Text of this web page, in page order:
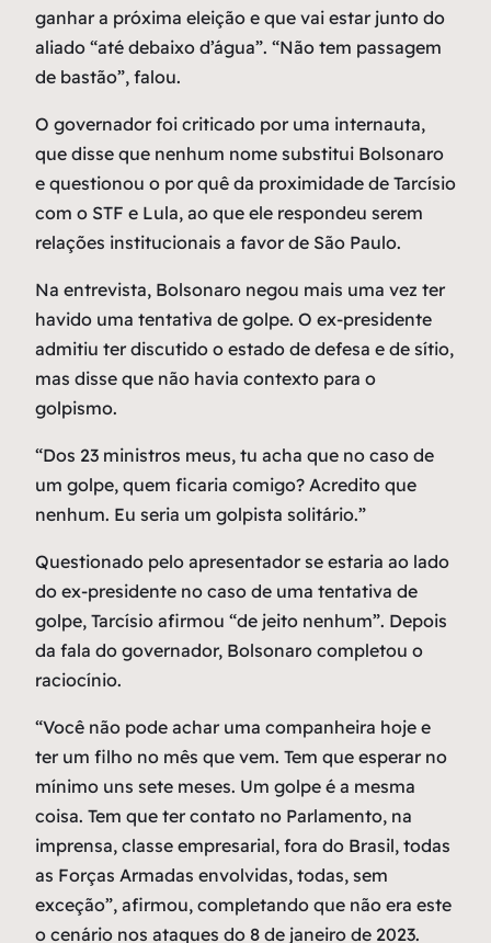
ganhar a próxima eleição e que vai estar junto do
aliado “até debaixo d’água”. “Não tem passagem
de bastão”, falou.
O governador foi criticado por uma internauta,
que disse que nenhum nome substitui Bolsonaro
e questionou o por quê da proximidade de Tarcísio
com o STF e Lula, ao que ele respondeu serem
relações institucionais a favor de São Paulo.
Na entrevista, Bolsonaro negou mais uma vez ter
havido uma tentativa de golpe. O ex-presidente
admitiu ter discutido o estado de defesa e de sítio,
mas disse que não havia contexto para o
golpismo.
“Dos 23 ministros meus, tu acha que no caso de
um golpe, quem ficaria comigo? Acredito que
nenhum. Eu seria um golpista solitário.”
Questionado pelo apresentador se estaria ao lado
do ex-presidente no caso de uma tentativa de
golpe, Tarcísio afirmou “de jeito nenhum”. Depois
da fala do governador, Bolsonaro completou o
raciocínio.
“Você não pode achar uma companheira hoje e
ter um filho no mês que vem. Tem que esperar no
mínimo uns sete meses. Um golpe é a mesma
coisa. Tem que ter contato no Parlamento, na
imprensa, classe empresarial, fora do Brasil, todas
as Forças Armadas envolvidas, todas, sem
exceção”, afirmou, completando que não era este
o cenário nos ataques do 8 de janeiro de 2023.